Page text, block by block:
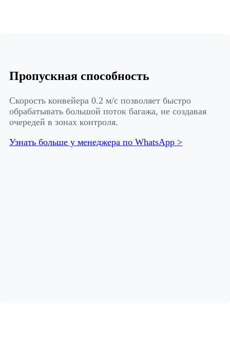
Пропускная способность
Скорость конвейера 0.2 м/с позволяет быстро
обрабатывать большой поток багажа, не создавая
очередей в зонах контроля.
Узнать больше у менеджера по WhatsApp >